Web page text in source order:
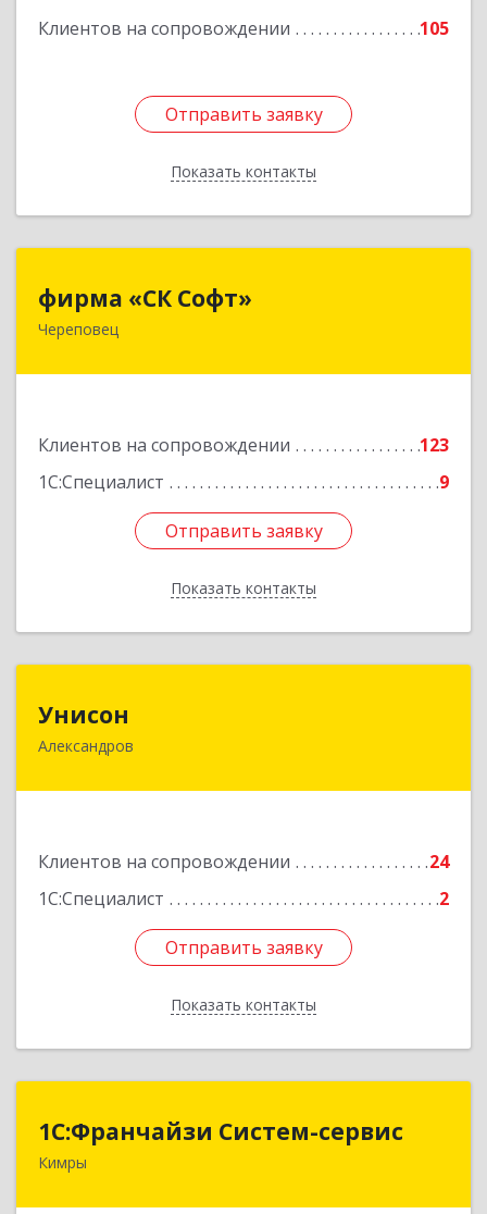
Клиентов на сопровождении 105
Отправить заявку
Показать контакты
Отправить заявку
Назад
фирма «СК Софт»
Череповец
Клиентов на сопровождении
123
1С:Специалист
9
Отправить заявку
Показать контакты
162612, Вологодская обл, г.о. город Череповец,
Подробнее
Отправить заявку
Назад
Унисон
Александров
Клиентов на сопровождении
24
1С:Специалист
2
Отправить заявку
Показать контакты
601650, Владимирская обл, Александровский р-
Подробнее
Отправить заявку
Назад
1С:Франчайзи Систем-сервис
Кимры
1С:Франчайзи Систем-сервис